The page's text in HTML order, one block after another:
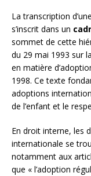
La transcription
s’inscrit dans un
sommet de cette
du 29 mai 1993 sur
en matière
1998. Ce texte
adoptions
de l’enfant et le
En droit interne, les
internationale se
notamment aux
que « l’adoption